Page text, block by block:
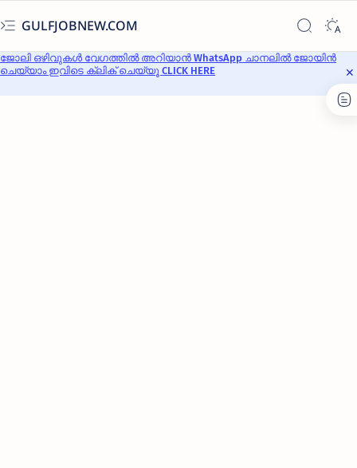
GULFJOBNEW.COM
ജോലി ഒഴിവുകൾ വേഗത്തിൽ അറിയാൻ WhatsApp ചാനലിൽ ജോയിൻ
ചെയ്യാം ഇവിടെ ക്ലിക് ചെയ്യൂ CLICK HERE